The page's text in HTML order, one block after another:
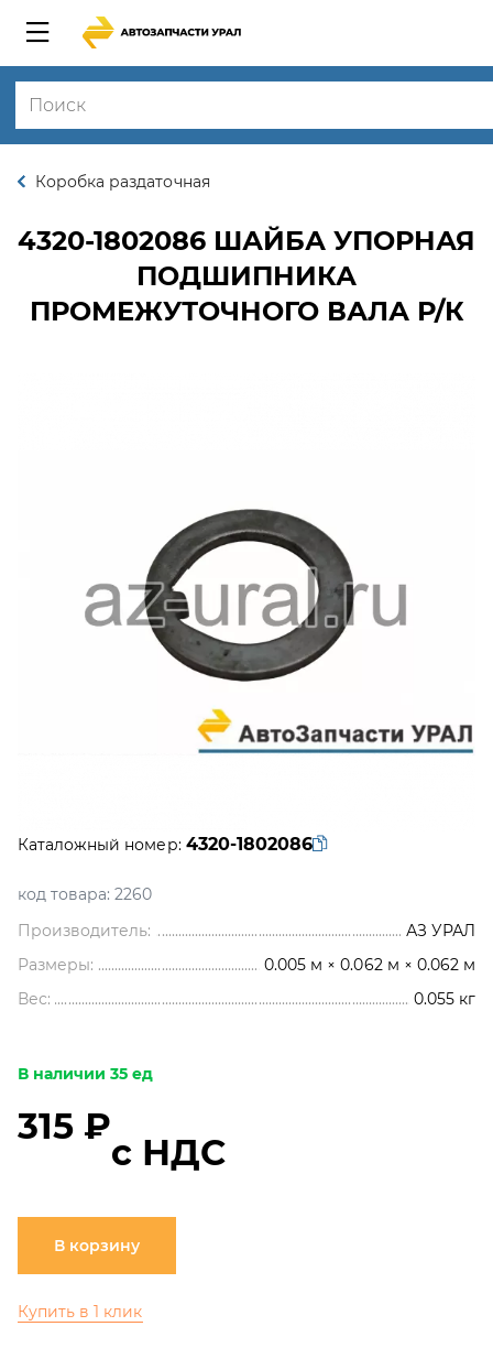
Коробка раздаточная
4320-1802086 ШАЙБА УПОРНАЯ
ПОДШИПНИКА
ПРОМЕЖУТОЧНОГО ВАЛА Р/К
Каталожный номер: 4320-1802086
код товара: 2260
Производитель:
АЗ УРАЛ
Размеры:
0.005 м × 0.062 м × 0.062 м
Вес:
0.055 кг
В наличии 35 ед
315 ₽
с НДС
В корзину
Купить в 1 клик